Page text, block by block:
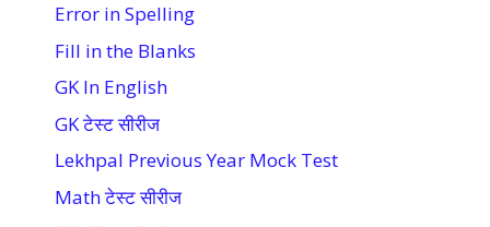
Error in Spelling
Fill in the Blanks
GK In English
GK टेस्ट सीरीज
Lekhpal Previous Year Mock Test
Math टेस्ट सीरीज